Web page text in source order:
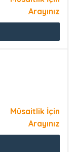
Arayınız
Müsaitlik İçin
Arayınız